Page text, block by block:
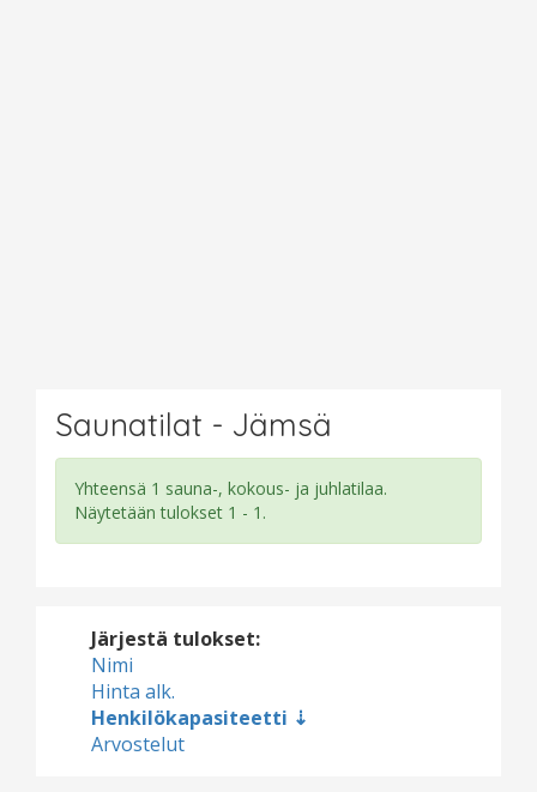
Saunatilat - Jämsä
Yhteensä 1 sauna-, kokous- ja juhlatilaa.
Näytetään tulokset 1 - 1.
Järjestä tulokset:
Nimi
Hinta alk.
Henkilökapasiteetti
Arvostelut